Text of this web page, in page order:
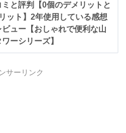
ミと評判【0個のデメリットと
ット】2年使用している感想
ビュー【おしゃれで便利な山
ーシリーズ】
サーリンク